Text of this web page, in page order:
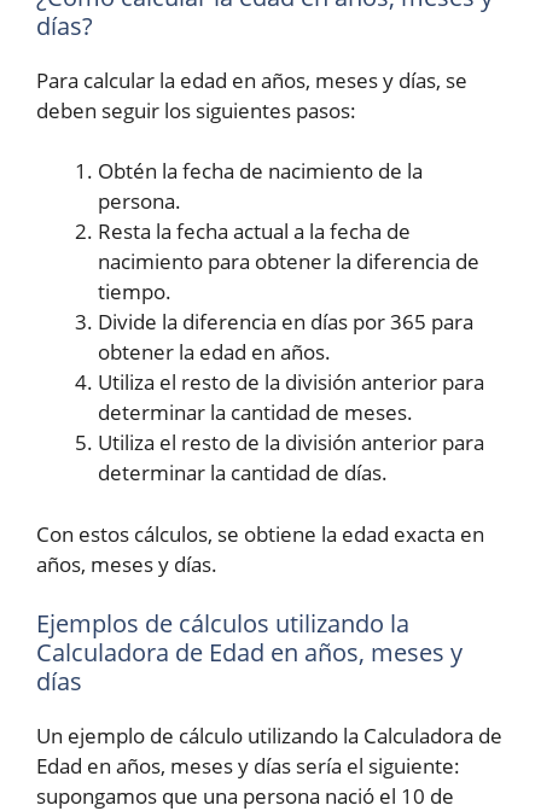
días?
Para calcular la edad en años, meses y días, se
deben seguir los siguientes pasos:
Obtén la fecha de nacimiento de la
persona.
Resta la fecha actual a la fecha de
nacimiento para obtener la diferencia de
tiempo.
Divide la diferencia en días por 365 para
obtener la edad en años.
Utiliza el resto de la división anterior para
determinar la cantidad de meses.
Utiliza el resto de la división anterior para
determinar la cantidad de días.
Con estos cálculos, se obtiene la edad exacta en
años, meses y días.
Ejemplos de cálculos utilizando la
Calculadora de Edad en años, meses y
días
Un ejemplo de cálculo utilizando la Calculadora de
Edad en años, meses y días sería el siguiente:
supongamos que una persona nació el 10 de